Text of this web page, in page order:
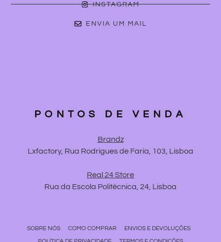
INSTAGRAM
ENVIA UM MAIL
PONTOS DE VENDA
Brandz
Lxfactory, Rua Rodrigues de Faria, 103, Lisboa
Real 24 Store
Rua da Escola Politécnica, 24, Lisboa
SOBRE NÓS COMO COMPRAR
ENVIOS E DEVOLUÇÕES